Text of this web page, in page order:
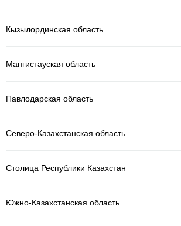
Кызылординская область
Мангистауская область
Павлодарская область
Северо-Казахстанская область
Столица Республики Казахстан
Южно-Казахстанская область